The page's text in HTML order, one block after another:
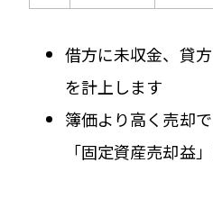
借方に未収金、貸
を計上します
簿価より高く売却
「固定資産売却益